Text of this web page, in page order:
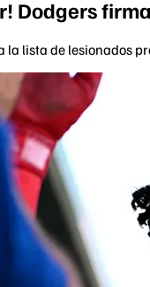
Dodgers
la lista de lesionados